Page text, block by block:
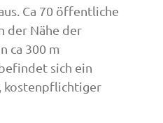
Ca 70 öffentliche
der Nähe der
ca 300 m
sich ein
kostenpflichtiger